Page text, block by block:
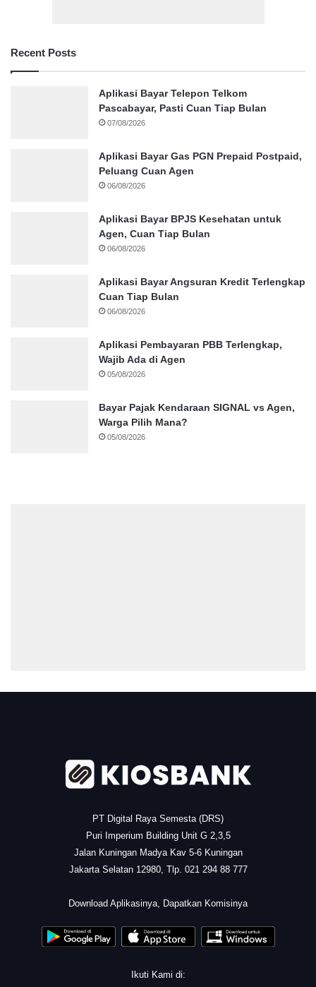
Recent Posts
Aplikasi Bayar Telepon Telkom
Pascabayar, Pasti Cuan Tiap Bulan
07/08/2026
Aplikasi Bayar Gas PGN Prepaid Postpaid,
Peluang Cuan Agen
06/08/2026
Aplikasi Bayar BPJS Kesehatan untuk
Agen, Cuan Tiap Bulan
06/08/2026
Aplikasi Bayar Angsuran Kredit Terlengkap
Cuan Tiap Bulan
06/08/2026
Aplikasi Pembayaran PBB Terlengkap,
Wajib Ada di Agen
05/08/2026
Bayar Pajak Kendaraan SIGNAL vs Agen,
Warga Pilih Mana?
05/08/2026
PT Digital Raya Semesta (DRS)
Puri Imperium Building Unit G 2,3,5
Jalan Kuningan Madya Kav 5-6 Kuningan
Jakarta Selatan 12980, Tlp. 021 294 88 777
Download Aplikasinya, Dapatkan Komisinya
Ikuti Kami di: